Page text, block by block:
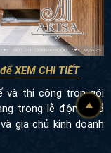
XEM CHI TIẾT
và thi công trọn gói
trong lễ động thổ
gia chủ kinh doanh